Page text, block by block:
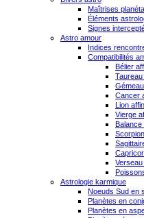
Maîtrises
Éléments
Signes
Astro amour
Indices
Compatibilités
Bélier
Cancer
Lion
Vierge
Balance
Astrologie karmique
Noeuds Sud en
Planètes en
Planètes en